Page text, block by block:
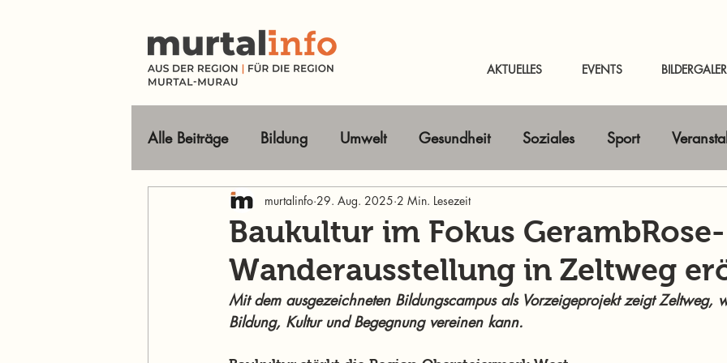
AKTUELLES EVENTS
Alle Beiträge Bildung Umwelt Gesundheit Soziales Sport
Tourismus Ausflugsziele Horizont erweitern
Wirtschaft Freizeit Online-Magazin News Murtal & Murau News
Im Fokus
Baukultur im Fokus GerambRose-
Wanderausstellung in Zeltweg
murtalinfo 29. Aug. 2025 2 Min. Lesezeit
Mit dem ausgezeichneten Bildungscampus als Vorzeigeprojekt zeigt Zeltweg,
Bildung, Kultur und Begegnung vereinen kann.